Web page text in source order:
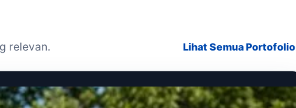
relevan. Lihat Semua Portofolio